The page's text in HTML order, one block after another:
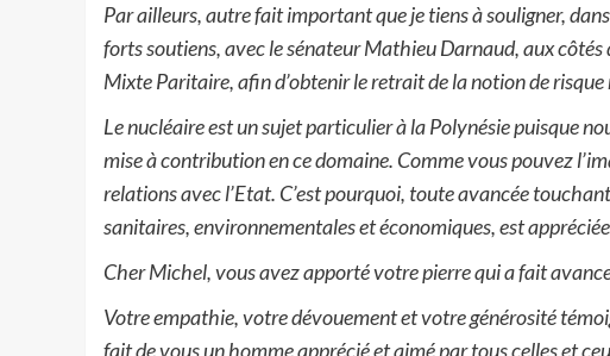
Par ailleurs, autre fait important que je tiens à souligner,
forts soutiens, avec le sénateur Mathieu Darnaud, aux
Mixte Paritaire, afin d’obtenir le retrait de la notion de
Le nucléaire est un sujet particulier à la Polynésie puisque
mise à contribution en ce domaine. Comme vous pouvez
relations avec l’Etat. C’est pourquoi, toute avancée
sanitaires, environnementales et économiques, est
Cher Michel, vous avez apporté votre pierre qui a fait
Votre empathie, votre dévouement et votre générosité
fait de vous un homme apprécié et aimé par tous celles et